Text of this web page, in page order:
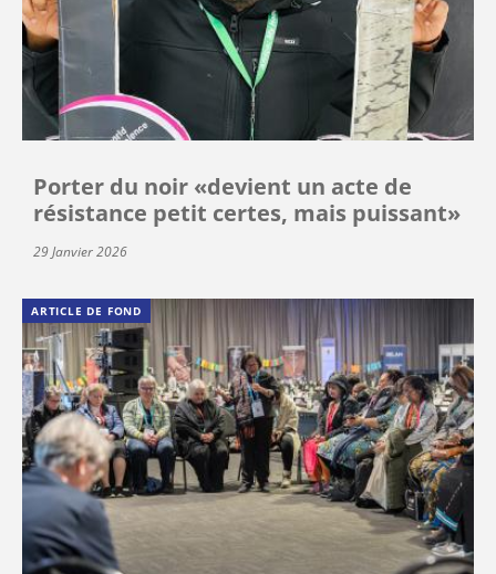
Porter du noir «devient un acte de
résistance petit certes, mais puissant»
29 Janvier 2026
ARTICLE DE FOND